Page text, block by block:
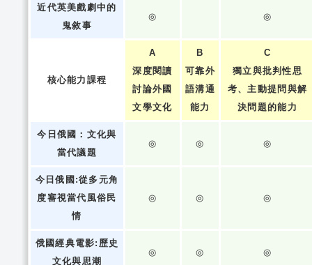
近代英美戲劇中的
鬼敘事
◎ ◎
核心能力課程
A
深度閱讀
討論外國
文學文化
B
可靠外
語溝通
能力
C
獨立與批判性思
考、主動提問與解
決問題的能力
今日俄國：文化與
當代議題
◎ ◎ ◎
今日俄國:從多元角
度審視當代風俗民
情
◎ ◎ ◎
俄國經典電影:歷史
文化與思潮
◎ ◎ ◎